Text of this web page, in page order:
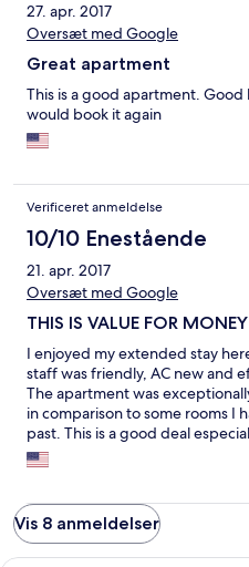
27. apr. 2017
Oversæt med Google
Great apartment
This is a good apartment.
would book it again
Verificeret anmeldelse
10/10 Enestående
21. apr. 2017
Oversæt med Google
THIS IS VALUE FOR MONEY
I enjoyed my extended stay
staff was friendly, AC new and
The apartment was
in comparison to some rooms I
past. This is a good deal
in Kingston for an extended time.
Vis 8 anmeldelser